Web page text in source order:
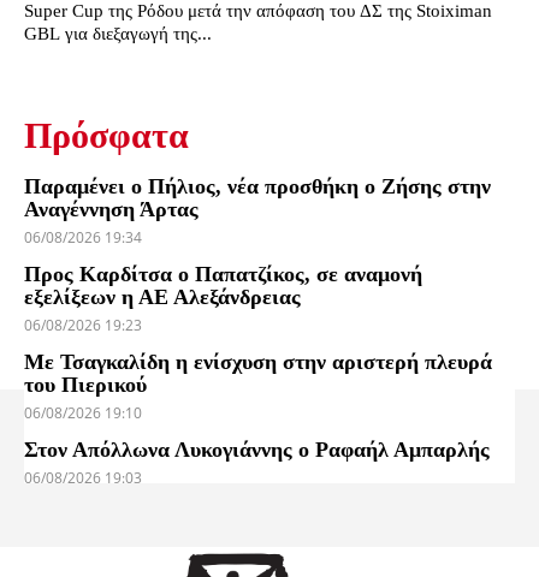
Super Cup της Ρόδου μετά την απόφαση του ΔΣ της Stoiximan
GBL για διεξαγωγή της...
Πρόσφατα
Παραμένει ο Πήλιος, νέα προσθήκη ο Ζήσης στην
Αναγέννηση Άρτας
06/08/2026 19:34
Προς Καρδίτσα ο Παπατζίκος, σε αναμονή
εξελίξεων η ΑΕ Αλεξάνδρειας
06/08/2026 19:23
Με Τσαγκαλίδη η ενίσχυση στην αριστερή πλευρά
του Πιερικού
06/08/2026 19:10
Στον Απόλλωνα Λυκογιάννης ο Ραφαήλ Αμπαρλής
06/08/2026 19:03